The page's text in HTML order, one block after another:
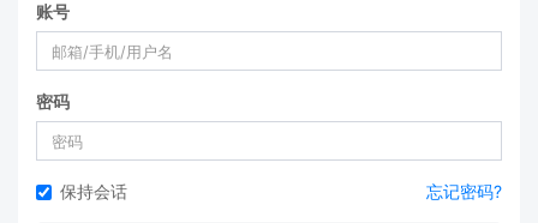
账号
密码
保持会话 忘记密码?